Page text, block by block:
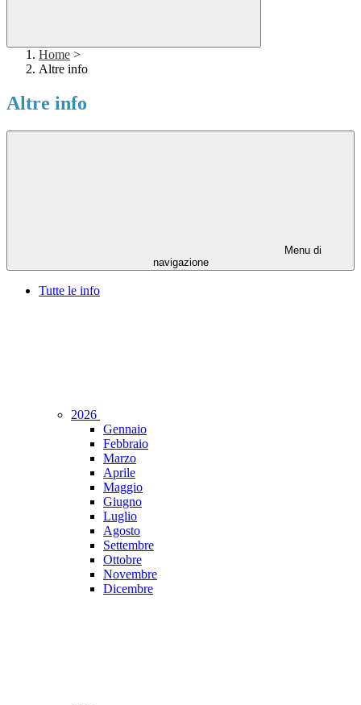
Home >
Altre info
Altre info
Menu di
navigazione
Tutte le info
2026
Gennaio
Febbraio
Marzo
Aprile
Maggio
Giugno
Luglio
Agosto
Settembre
Ottobre
Novembre
Dicembre